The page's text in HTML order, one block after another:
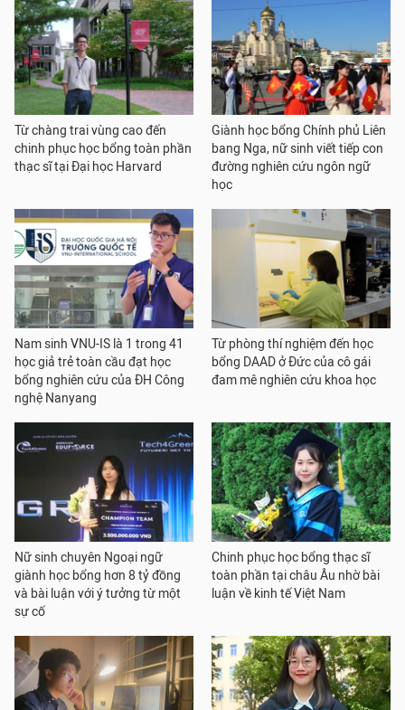
Từ chàng trai vùng cao đến
chinh phục học bổng toàn phần
thạc sĩ tại Đại học Harvard
Giành học bổng Chính phủ Liên
bang Nga, nữ sinh viết tiếp con
đường nghiên cứu ngôn ngữ
học
Nam sinh VNU-IS là 1 trong 41
học giả trẻ toàn cầu đạt học
bổng nghiên cứu của ĐH Công
nghệ Nanyang
Từ phòng thí nghiệm đến học
bổng DAAD ở Đức của cô gái
đam mê nghiên cứu khoa học
Nữ sinh chuyên Ngoại ngữ
giành học bổng hơn 8 tỷ đồng
và bài luận với ý tưởng từ một
sự cố
Chinh phục học bổng thạc sĩ
toàn phần tại châu Âu nhờ bài
luận về kinh tế Việt Nam